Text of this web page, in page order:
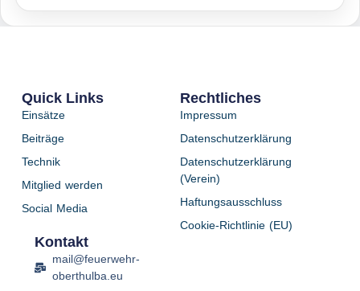
Quick Links
Einsätze
Beiträge
Technik
Mitglied werden
Social Media
Rechtliches
Impressum
Datenschutzerklärung
Datenschutzerklärung
(Verein)
Haftungsausschluss
Cookie-Richtlinie (EU)
Kontakt
mail@feuerwehr-
oberthulba.eu